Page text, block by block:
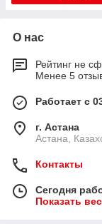
О нас
Рейтинг не
Менее 5
Работает с
г. Астана
Астана,
Контакты
Сегодня
Показать